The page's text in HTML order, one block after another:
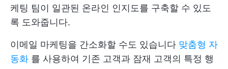
케팅 팀이 일관된 온라인 인지도를 구축할 수 있도
록 도와줍니다.
이메일 마케팅을 간소화할 수도 있습니다 맞춤형 자
동화 를 사용하여 기존 고객과 잠재 고객의 특정 행